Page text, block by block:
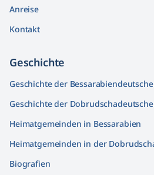
Anreise
Kontakt
Geschichte
Geschichte der
Geschichte der
Heimatgemeinden in Bessarabien
Heimatgemeinden in der
Biografien